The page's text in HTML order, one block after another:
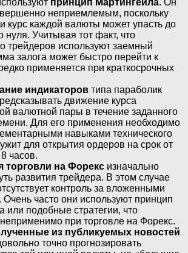
неприемлемым, поскольку
курс каждой валюты может упасть до
нуля. Учитывая тот факт, что
трейдеров используют заемный
залога может быстро перейти к
применяется при краткосрочных
индикаторов типа параболик
движение курса
валютной пары в течение заданного
Для его применения необходимо
навыками технического
для открытия ордеров на срок от
часов.
торговли на Форекс изначально
развития трейдера. В этом случае
контроль за вложенными
Очень часто они используют принцип
или подобные стратегии, что
при торговле на Форекс.
из публикуемых новостей
точно прогнозировать